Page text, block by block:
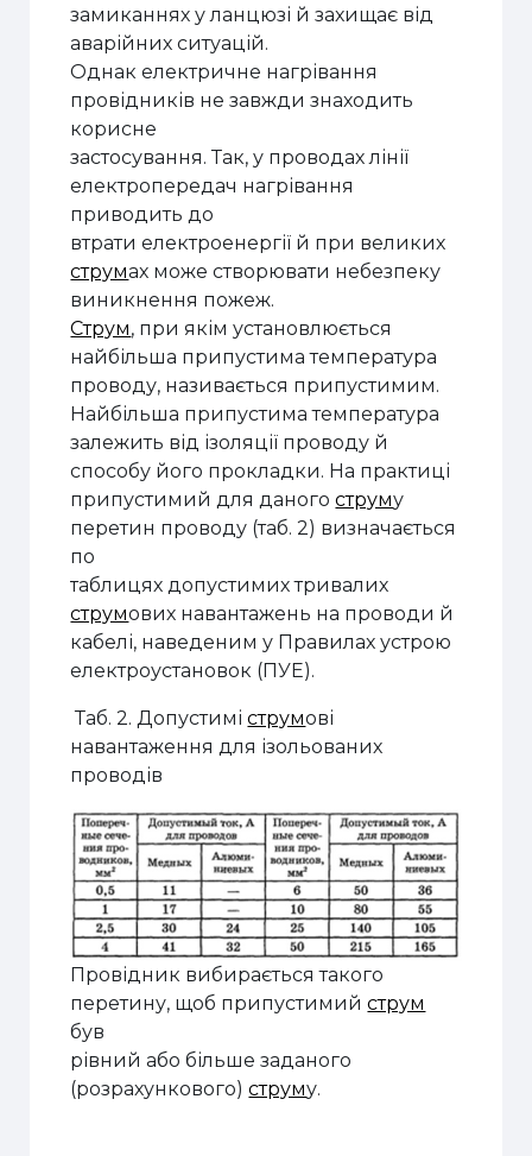
замиканнях у ланцюзі й захищає від
аварійних ситуацій.
Однак електричне нагрівання
провідників не завжди знаходить
корисне
застосування. Так, у проводах лінії
електропередач нагрівання
приводить до
втрати електроенергії й при великих
струмах може створювати небезпеку
виникнення пожеж.
Струм, при якім установлюється
найбільша припустима температура
проводу, називається припустимим.
Найбільша припустима температура
залежить від ізоляції проводу й
способу його прокладки. На практиці
припустимий для даногоструму
перетин проводу (таб. 2) визначається
по
таблицях допустимих тривалих
струмових навантажень на проводи й
кабелі, наведеним у Правилах устрою
електроустановок (ПУЕ).
Таб. 2. Допустиміструмові
навантаження для ізольованих
проводів
Провідник вибирається такого
перетину, щоб припустимийструм
був
рівний або більше заданого
(розрахункового)струму.